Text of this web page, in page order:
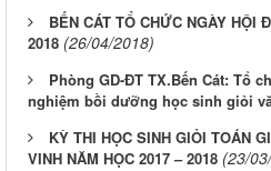
BẾN CÁT TỔ CHỨC NGÀY HỘI
2018 (26/04/2018)
Phòng GD-ĐT TX.Bến Cát: Tổ
nghiệm bồi dưỡng học sinh giỏi
KỲ THI HỌC SINH GIỎI TOÁN
VINH NĂM HỌC 2017 – 2018 (23/